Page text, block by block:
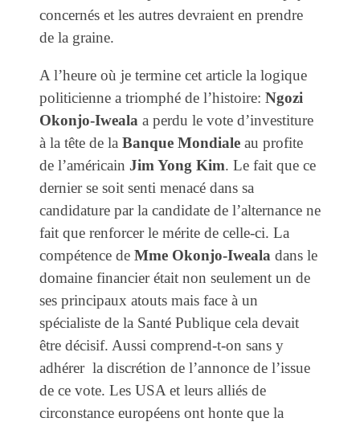
concernés et les autres devraient en prendre
de la graine.
A l’heure où je termine cet article la logique
politicienne a triomphé de l’histoire: Ngozi
Okonjo-Iweala a perdu le vote d’investiture
à la tête de la Banque Mondiale au profite
de l’américain Jim Yong Kim. Le fait que ce
dernier se soit senti menacé dans sa
candidature par la candidate de l’alternance ne
fait que renforcer le mérite de celle-ci. La
compétence de Mme Okonjo-Iweala dans le
domaine financier était non seulement un de
ses principaux atouts mais face à un
spécialiste de la Santé Publique cela devait
être décisif. Aussi comprend-t-on sans y
adhérer la discrétion de l’annonce de l’issue
de ce vote. Les USA et leurs alliés de
circonstance européens ont honte que la